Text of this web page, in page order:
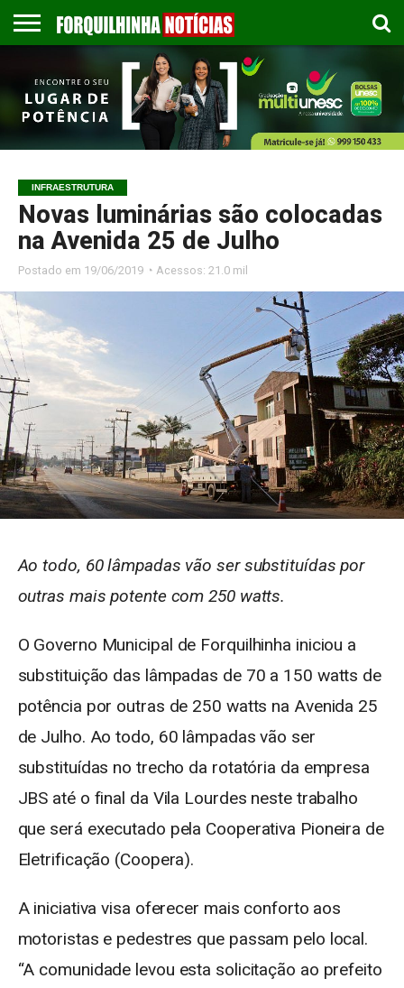
EMPREGOS
ESPORTES
PUBLICAÇÃO
LEGAL
GASTRONOMIA
CONTATO
INFRAESTRUTURA
Novas luminárias são colocadas
na Avenida 25 de Julho
Postado em 19/06/2019 ◔ Acessos: 21.0 mil
Ao todo, 60 lâmpadas vão ser substituídas por
outras mais potente com 250 watts.
O Governo Municipal de Forquilhinha iniciou a
substituição das lâmpadas de 70 a 150 watts de
potência por outras de 250 watts na Avenida 25
de Julho. Ao todo, 60 lâmpadas vão ser
substituídas no trecho da rotatória da empresa
JBS até o final da Vila Lourdes neste trabalho
que será executado pela Cooperativa Pioneira de
Eletrificação (Coopera).
A iniciativa visa oferecer mais conforto aos
motoristas e pedestres que passam pelo local.
“A comunidade levou esta solicitação ao prefeito